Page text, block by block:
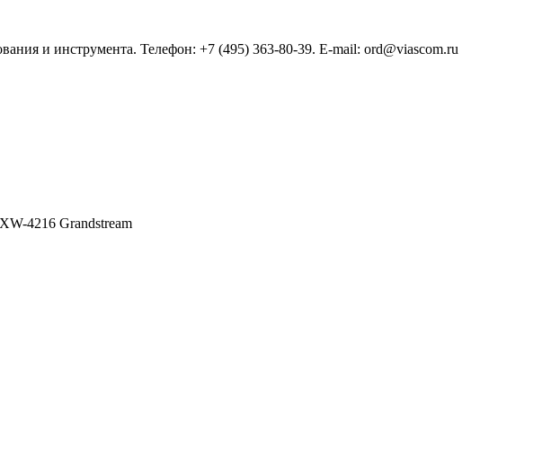
и инструмента. Телефон: +7 (495) 363-80-39. E-mail: ord@viascom.ru
4216 Grandstream